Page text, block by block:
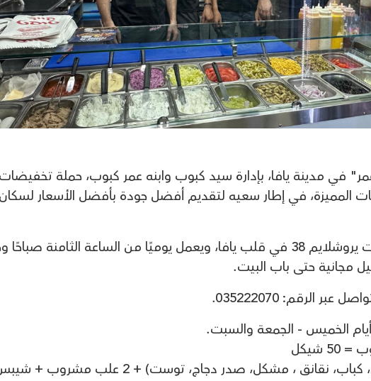
مدينة يافا، بإدارة سيد كبوب وابنه عمر كبوب، حملة
المميزة، في إطار سعيه لتقديم أفضل جودة بأفضل الأسعار
المطعم يقع في شارع شديروت يروشلايم 38 في قلب يافا، ويعمل يوميًا من الساعة الثامنة
مجانية حتى باب البيت.
الرقم: 035222070.
الخميس - الجمعة والسبت.
شيكل
- 2 سندويش باغيت (شنيتسل، كباب، نقانق ، مشكل، صدر دجاج، توست) + 2 علب